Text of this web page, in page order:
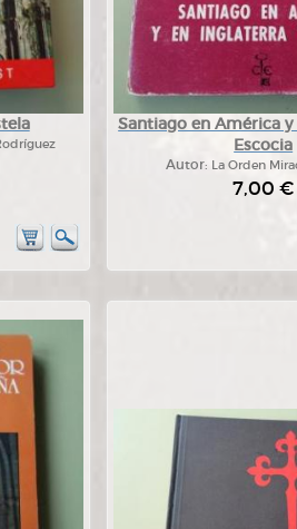
Santiago en América
Escocia
Autor: La Orden
7,00 €